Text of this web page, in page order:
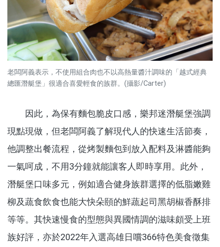
老闆阿義表示，不使用組合肉也不以高熱量醬汁調味的「越式經典
總匯潛艇堡」很適合喜愛輕食的族群。(攝影/Carter)
因此，為保有麵包脆皮口感，樂邦迷潛艇堡強調
現點現做，但老闆阿義了解現代人的快速生活節奏，
他調整出餐流程，從烤製麵包到放入配料及淋醬能夠
一氣呵成，不用3分鐘就能讓客人即時享用。此外，
潛艇堡口味多元，例如適合健身族群選擇的低脂嫩雞
柳及蔬食飲食也能大快朵頤的鮮蔬起司黑胡椒香酥排
等等。其快速慢食的型態與異國情調的滋味頗受上班
族好評，亦於2022年入選高雄日嚐366特色美食徵集